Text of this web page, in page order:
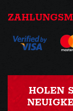
HOLEN